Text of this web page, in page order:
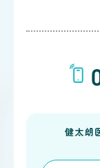
健太朗